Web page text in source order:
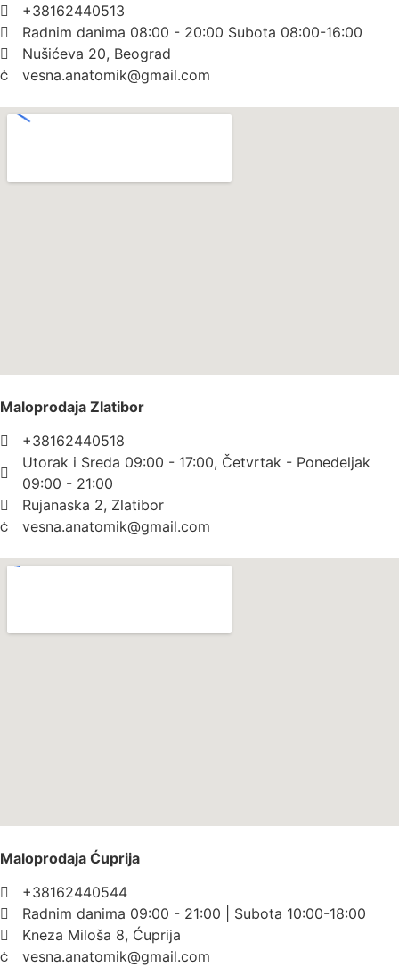
+38162440513
Radnim danima 08:00 - 20:00 Subota 08:00-16:00
Nušićeva 20, Beograd
vesna.anatomik@gmail.com​
Maloprodaja Zlatibor
+38162440518
Utorak i Sreda 09:00 - 17:00, Četvrtak - Ponedeljak
09:00 - 21:00
Rujanaska 2, Zlatibor
vesna.anatomik@gmail.com​
Maloprodaja Ćuprija
+38162440544
Radnim danima 09:00 - 21:00 | Subota 10:00-18:00
Kneza Miloša 8, Ćuprija
vesna.anatomik@gmail.com​